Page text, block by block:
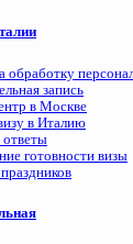
обработку
запись
в Москве
в Италию
готовности визы